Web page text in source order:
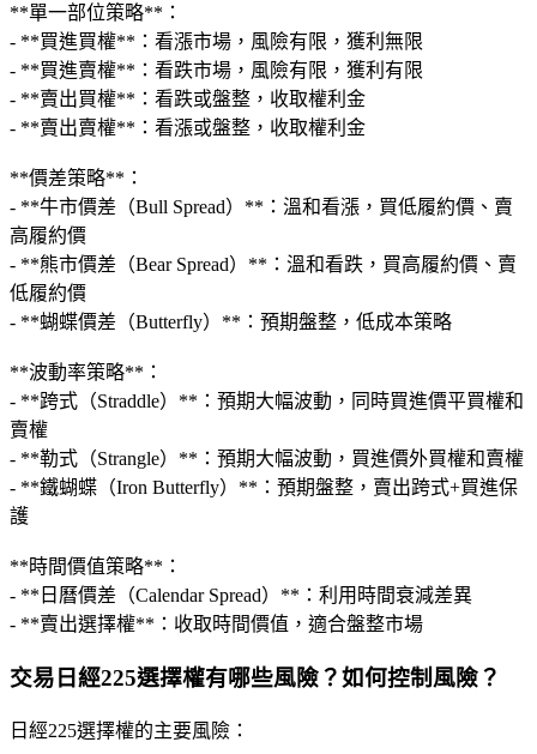
**單一部位策略**：
- **買進買權**：看漲市場，風險有限，獲利無限
- **買進賣權**：看跌市場，風險有限，獲利有限
- **賣出買權**：看跌或盤整，收取權利金
- **賣出賣權**：看漲或盤整，收取權利金
**價差策略**：
- **牛市價差（Bull Spread）**：溫和看漲，買低履約價、賣
高履約價
- **熊市價差（Bear Spread）**：溫和看跌，買高履約價、賣
低履約價
- **蝴蝶價差（Butterfly）**：預期盤整，低成本策略
**波動率策略**：
- **跨式（Straddle）**：預期大幅波動，同時買進價平買權和
賣權
- **勒式（Strangle）**：預期大幅波動，買進價外買權和賣權
- **鐵蝴蝶（Iron Butterfly）**：預期盤整，賣出跨式+買進保
護
**時間價值策略**：
- **日曆價差（Calendar Spread）**：利用時間衰減差異
- **賣出選擇權**：收取時間價值，適合盤整市場
交易日經225選擇權有哪些風險？如何控制風險？
日經225選擇權的主要風險：